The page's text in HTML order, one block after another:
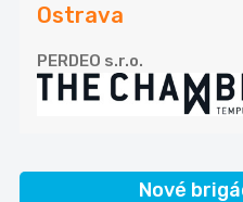
Ostrava
PERDEO s.r.o.
Nové